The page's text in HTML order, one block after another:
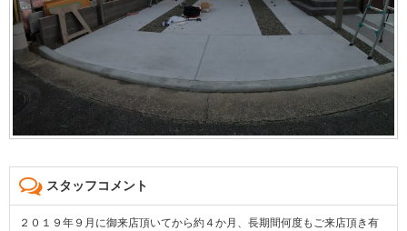
スタッフコメント
２０１９年９月に御来店頂いてから約４か月、長期間何度もご来店頂き有